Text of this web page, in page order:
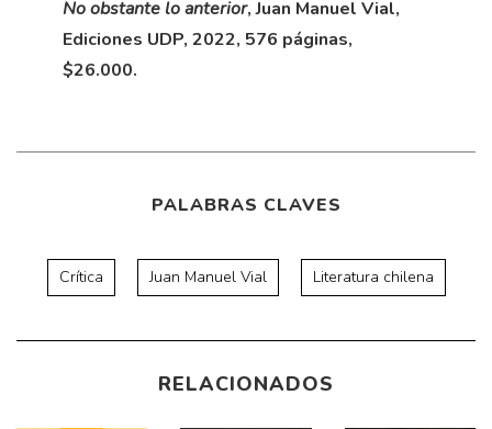
No obstante lo anterior, Juan Manuel Vial,
Ediciones UDP, 2022, 576 páginas,
$26.000.
PALABRAS CLAVES
Crítica Juan Manuel Vial Literatura chilena
RELACIONADOS